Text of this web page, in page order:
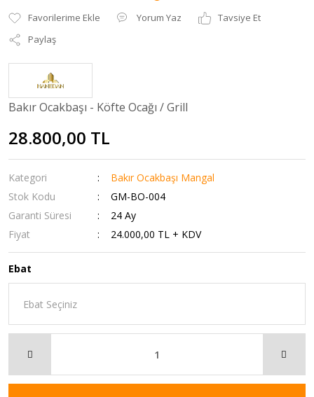
Yorum Yaz
Tavsiye Et
Paylaş
Bakır Ocakbaşı - Köfte Ocağı / Grill
28.800,00 TL
Kategori
Bakır Ocakbaşı Mangal
Stok Kodu
GM-BO-004
Garanti Süresi
24 Ay
Fiyat
24.000,00 TL + KDV
Ebat